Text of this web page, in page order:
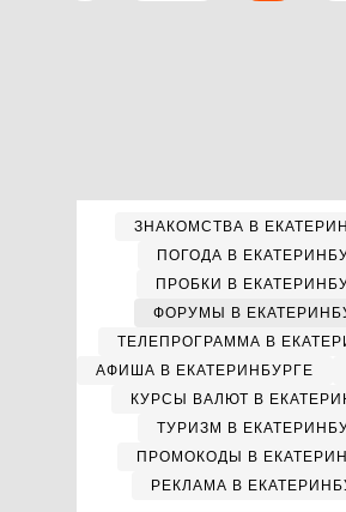
ЗНАКОМСТВА В
ПОГОДА В
ПРОБКИ В
ФОРУМЫ В
ТЕЛЕПРОГРАММА В
АФИША В ЕКАТЕРИНБУРГЕ
КУРСЫ ВАЛЮТ В
ТУРИЗМ В
ПРОМОКОДЫ В
РЕКЛАМА В